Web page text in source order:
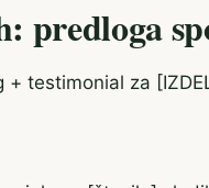
predloga
+ testimonial za